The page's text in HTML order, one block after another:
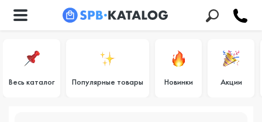
Весь каталог Популярные товары Новинки Акции